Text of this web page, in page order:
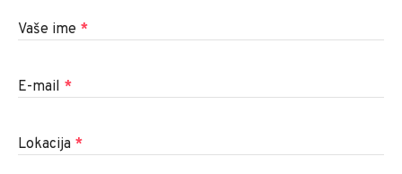
Vaše ime *
E-mail *
Lokacija *